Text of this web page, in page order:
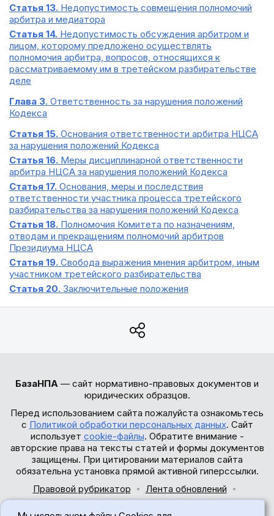
Статья 13. Недопустимость совмещения полномочий
арбитра и медиатора
Статья 14. Недопустимость обсуждения арбитром и
лицом, которому предложено осуществлять
полномочия арбитра, вопросов, относящихся к
рассматриваемому им в третейском разбирательстве
деле
Глава 3. Ответственность за нарушения положений
Кодекса
Статья 15. Основания ответственности арбитра НЦСА
за нарушения положений Кодекса
Статья 16. Меры дисциплинарной ответственности
арбитра НЦСА за нарушения положений Кодекса
Статья 17. Основания, меры и последствия
ответственности участника процесса третейского
разбирательства за нарушения положений Кодекса
Статья 18. Полномочия Комитета по назначениям,
отводам и прекращениям полномочий арбитров
Президиума НЦСА
Статья 19. Свобода выражения мнения арбитром, иным
участником третейского разбирательства
Статья 20. Заключительные положения
БазаНПА — сайт нормативно-правовых документов и
юридических образцов.
Перед использованием сайта пожалуйста ознакомьтесь
с Политикой обработки персональных данных. Сайт
использует cookie-файлы. Обратите внимание -
авторские права на тексты статей и формы документов
защищены. При цитировании материалов сайта
обязательна установка прямой активной гиперссылки.
Правовой рубрикатор
Лента обновлений